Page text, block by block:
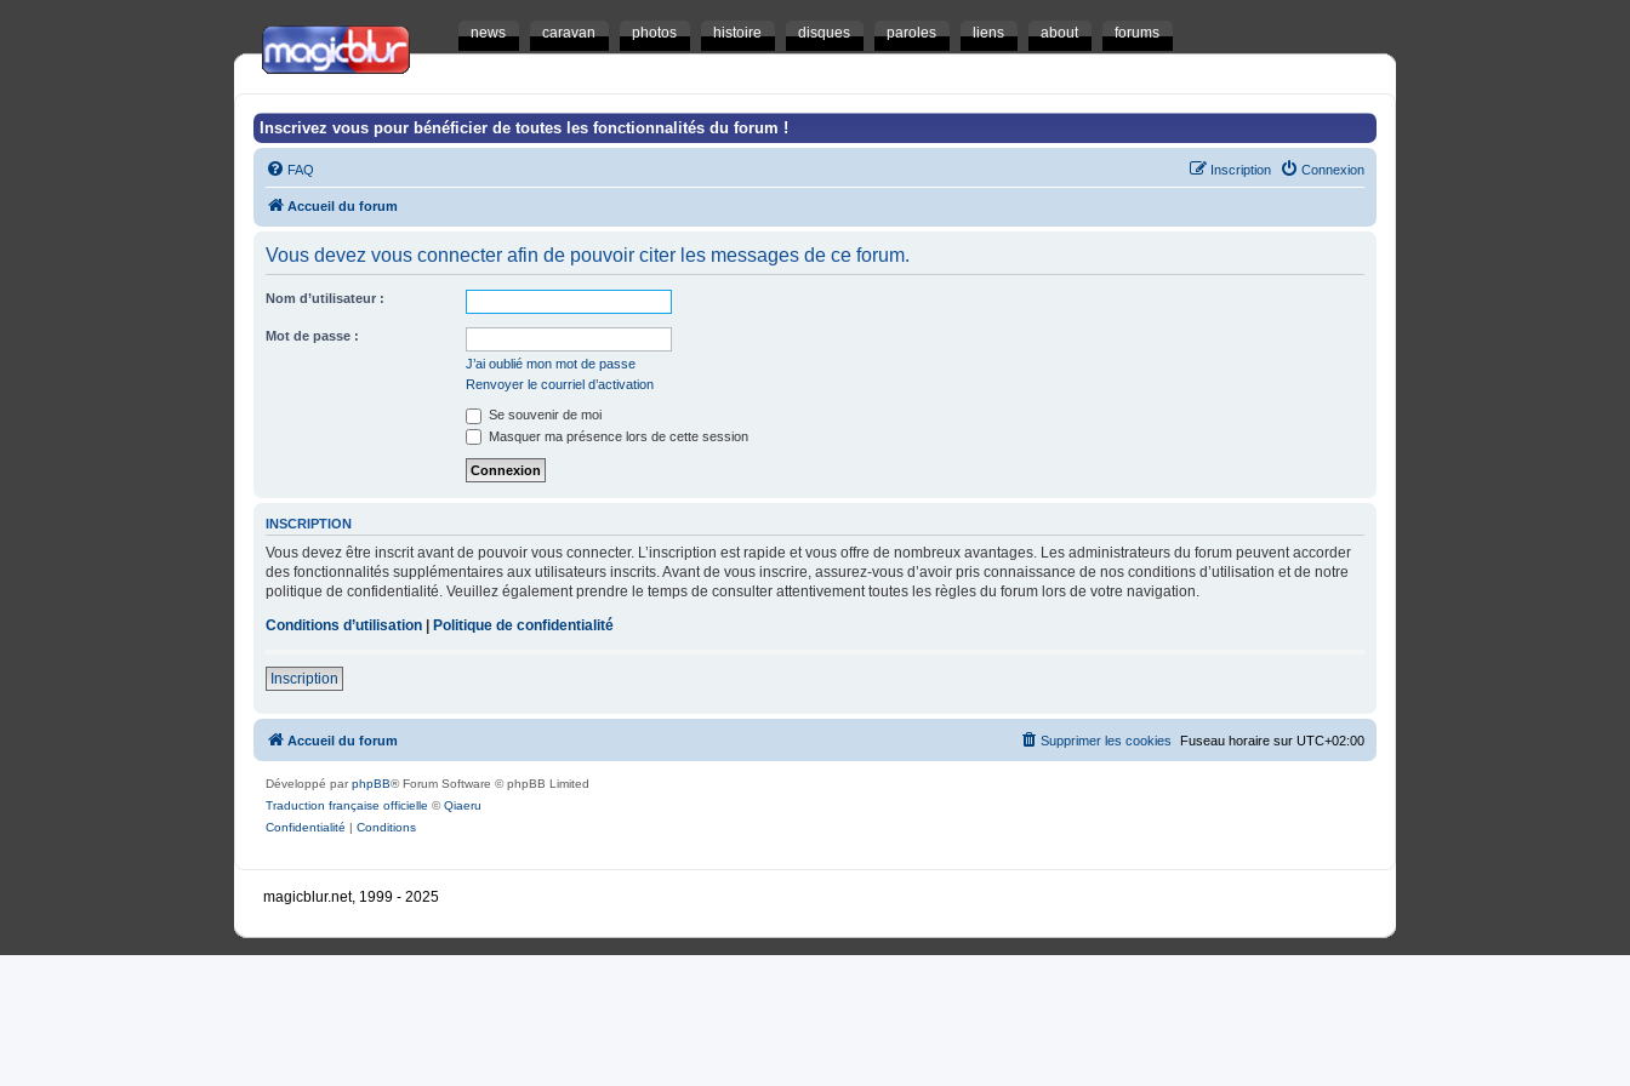
news caravan photos histoire disques paroles liens about forums
Inscrivez vous pour bénéficier de toutes les fonctionnalités du forum !
FAQ Connexion
Inscription
Accueil du forum
Vous devez vous connecter afin de pouvoir citer les messages de ce forum.
Nom d’utilisateur :
Mot de passe :
J’ai oublié mon mot de passe
Renvoyer le courriel d’activation
Se souvenir de moi
Masquer ma présence lors de cette session
INSCRIPTION
Vous devez être inscrit avant de pouvoir vous connecter. L’inscription est rapide et vous offre de nombreux avantages. Les administrateurs du forum peuvent accorder
des fonctionnalités supplémentaires aux utilisateurs inscrits. Avant de vous inscrire, assurez-vous d’avoir pris connaissance de nos conditions d’utilisation et de notre
politique de confidentialité. Veuillez également prendre le temps de consulter attentivement toutes les règles du forum lors de votre navigation.
Conditions d’utilisation | Politique de confidentialité
Inscription
Accueil du forum Fuseau horaire sur UTC+02:00
Supprimer les cookies
Développé parphpBB® Forum Software © phpBB Limited
Traduction française officielle ©Qiaeru
Confidentialité | Conditions
magicblur.net, 1999 - 2025